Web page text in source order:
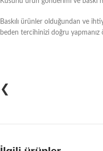
Baskılı ürünler olduğundan ve
beden tercihinizi doğru yapmanız
❮